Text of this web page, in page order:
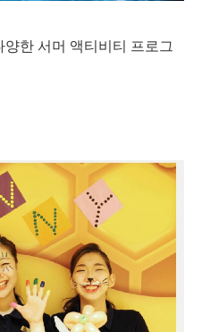
한 서머 액티비티 프로그